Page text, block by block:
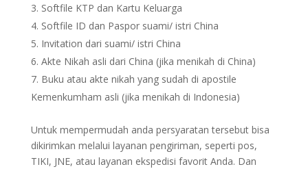
Softfile KTP dan Kartu Keluarga
Softfile ID dan Paspor suami/ istri China
Invitation dari suami/ istri China
Akte Nikah asli dari China (jika menikah di China)
Buku atau akte nikah yang sudah di apostile
Kemenkumham asli (jika menikah di Indonesia)
Untuk mempermudah anda persyaratan tersebut bisa
dikirimkan melalui layanan pengiriman, seperti pos,
TIKI, JNE, atau layanan ekspedisi favorit Anda. Dan